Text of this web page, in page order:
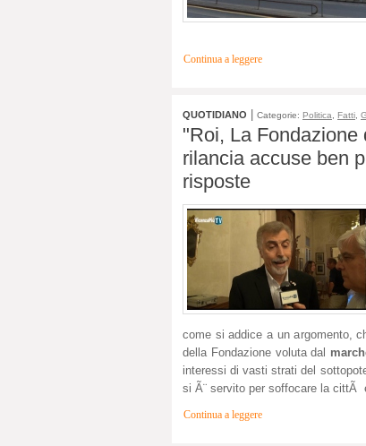
Continua a leggere
QUOTIDIANO Categorie: Politica Fatti
"Roi, La
rilancia accuse ben
risposte
come si addice a un argomento,
della Fondazione voluta dal
interessi di vasti strati del
si Ã¨ servito per soffocare la cittÃ
Continua a leggere